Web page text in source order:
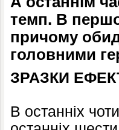
темп. В
причому
головними
ЗРАЗКИ
В останніх